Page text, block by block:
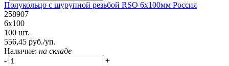
Полукольцо с шурупной резьбой RSO 6х100мм Россия
258907
6х100
100 шт.
556,45 руб./уп.
Наличие: на складе
-
+